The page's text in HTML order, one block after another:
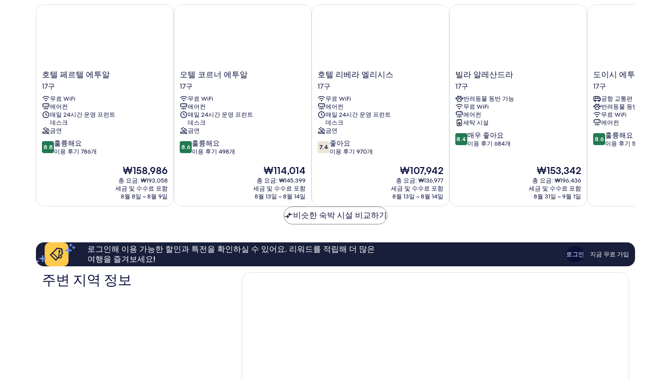
호
텔
페
르
텔
에
투
알
17
구
호텔 페르텔 에투알
17구
무료 WiFi
에어컨
매일 24시간 운영 프런트
데스크
금연
10
점
훌
이
용
후
기
786
8.8 훌륭해요
이용 후기 786개
현
재
요
금
₩158,986
₩158,986
총 요금: ₩193,058
세금 및 수수료 포함
8월 8일 ~ 8월 9일
호텔 페르텔 에투알
오
텔
코
르
너
에
투
알
17
구
오텔 코르너 에투알
17구
무료 WiFi
에어컨
매일 24시간 운영 프런트
데스크
금연
10
점
훌
이
용
기
8.6 훌륭해요
이용 후기 498개
현
재
요
금
₩114,014
₩114,014
총 요금: ₩145,399
세금 및 수수료 포함
8월 13일 ~ 8월 14일
오텔 코르너 에투알
호
텔
리
베
라
엘
리
시
스
17
호텔 리베라 엘리시스
17구
무료 WiFi
에어컨
매일 24시간 운영 프런트
데스크
금연
10
점
좋
아
요,
용
후
970
7.4 좋아요
이용 후기 970개
현
재
요
금
₩107,942
₩107,942
총 요금: ₩136,977
세금 및 수수료 포함
8월 13일 ~ 8월 14일
호텔 리베라 엘리시스
빌
라
알
레
산
드
라
17
구
빌라 알레산드라
17구
반려동물 동반 가능
무료 WiFi
에어컨
세탁 시설
10
점
우
이
기
8.4 매우 좋아요
이용 후기 684개
현
재
요
금
₩153,342
₩153,342
총 요금: ₩196,436
세금 및 수수료 포함
8월 31일 ~ 9월 1일
빌라 알레산드라
도
이
시
에
투
알
-
오
르
도이시 에투알 - 오르
17구
공항 교통편
반려동물 동반 가능
무료 WiFi
에어컨
10
점
륭
용
후
기
594
8.6 훌륭해요
이용 후기 594개
도이시 에투알 - 오르소
비슷한 숙박 시설 비교하기
로그인해 이용 가능한 할인과 특전을 확인하실 수 있어요. 리워드를 적립해 더 많은
여행을 즐겨보세요!
로그인 지금 무료 가입
주변 지역 정보